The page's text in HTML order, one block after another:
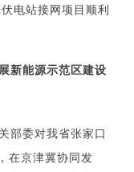
电站接网项目顺利
新能源示范区建设
部委对我省张家口
在京津冀协同发